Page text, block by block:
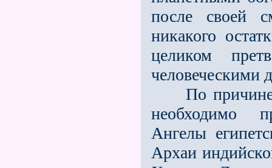
после своей
никакого
целиком
человеческими
По причине
необходимо
Ангелы
Архаи